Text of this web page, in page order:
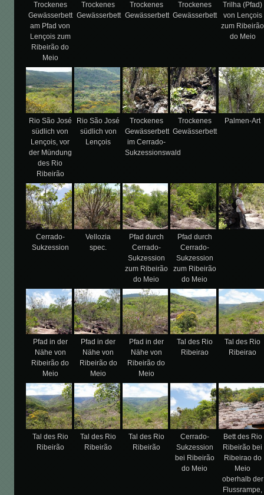
Trockenes
Gewässerbett
am Pfad von
Lençois zum
Ribeirão do
Meio
Trockenes
Gewässerbett
Trockenes
Gewässerbett
Trockenes
Gewässerbett
Trilha (Pfad)
von Lençois
zum Ribeirão
do Meio
Rio São José
südlich von
Lençois, vor
der Mündung
des Rio
Ribeirão
Rio São José
südlich von
Lençois
Trockenes
Gewässerbett
im Cerrado-
Sukzessionswald
Trockenes
Gewässerbett
Palmen-Art
Cerrado-
Sukzession
Vellozia
spec.
Pfad durch
Cerrado-
Sukzession
zum Ribeirão
do Meio
Pfad durch
Cerrado-
Sukzession
zum Ribeirão
do Meio
Pfad in der
Nähe von
Ribeirão do
Meio
Pfad in der
Nähe von
Ribeirão do
Meio
Pfad in der
Nähe von
Ribeirão do
Meio
Tal des Rio
Ribeirao
Tal des Rio
Ribeirao
Tal des Rio
Ribeirão
Tal des Rio
Ribeirão
Tal des Rio
Ribeirão
Cerrado-
Sukzession
bei Ribeirão
do Meio
Bett des Rio
Ribeirão bei
Ribeirao do
Meio
oberhalb der
Flussrampe,